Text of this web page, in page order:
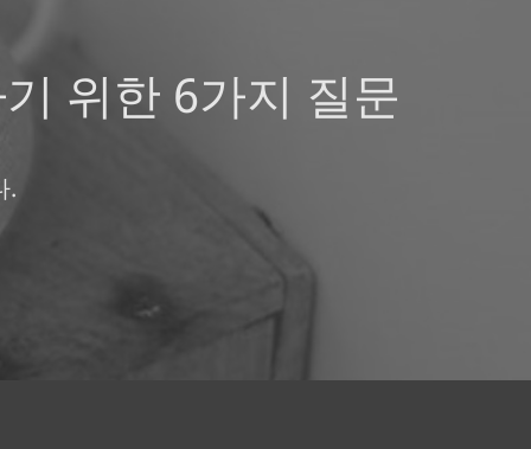
위한 6가지 질문
.